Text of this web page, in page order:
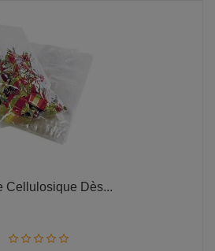
Ajouter au panier
Cellulosique Dès...